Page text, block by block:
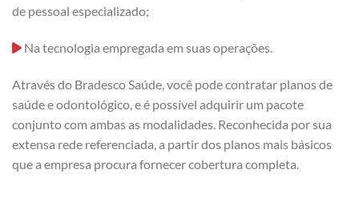
de pessoal especializado;
Na tecnologia empregada em suas operações.
Através do Bradesco Saúde, você pode contratar planos de
saúde e odontológico, e é possível adquirir um pacote
conjunto com ambas as modalidades. Reconhecida por sua
extensa rede referenciada, a partir dos planos mais básicos
que a empresa procura fornecer cobertura completa.